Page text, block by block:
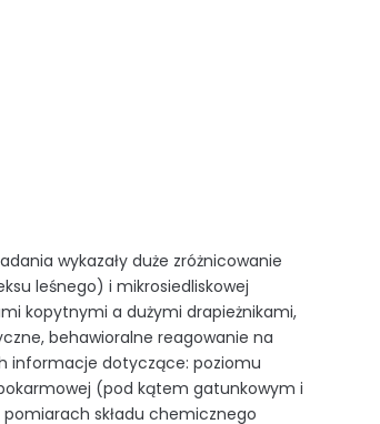
wykazały duże zróżnicowanie
leśnego) i mikrosiedliskowej
kopytnymi a dużymi drapieżnikami,
behawioralne reagowanie na
informacje dotyczące: poziomu
(pod kątem gatunkowym i
składu chemicznego